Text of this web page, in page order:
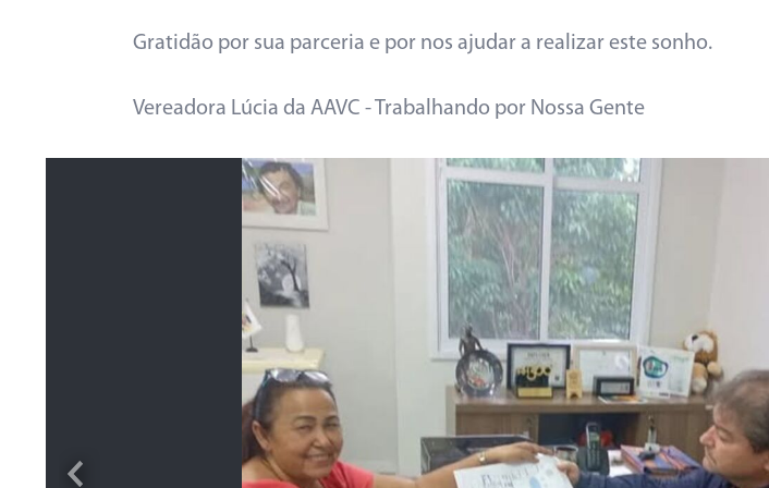
Gratidão por sua parceria e por nos ajudar a realizar este sonho.
Vereadora Lúcia da AAVC - Trabalhando por Nossa Gente